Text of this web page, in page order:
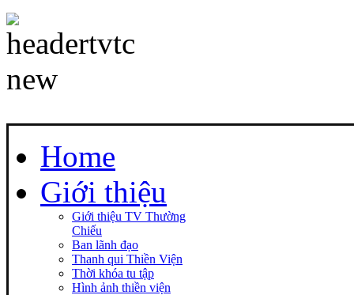
Home
Giới thiệu
Giới thiệu TV Thường
Chiếu
Ban lãnh đạo
Thanh qui Thiền Viện
Thời khóa tu tập
Hình ảnh thiền viện